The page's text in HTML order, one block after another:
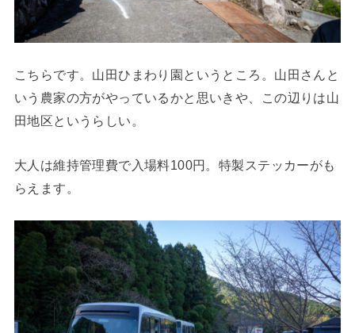
こちらです。山田ひまわり園というところ。山田さんと
いう農家の方がやっているかと思いきや、この辺りは山
田地区というらしい。
大人は維持管理費で入場料100円。特製ステッカーがも
らえます。